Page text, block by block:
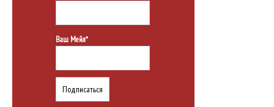
Ваш Мейл*